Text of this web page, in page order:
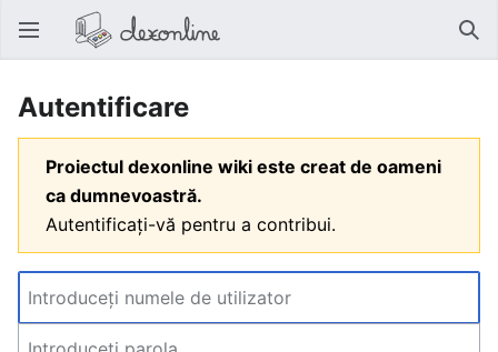
Deschide meniul principal
Autentificare
Proiectul dexonline wiki este creat de oameni
ca dumnevoastră.
Autentificați-vă pentru a contribui.